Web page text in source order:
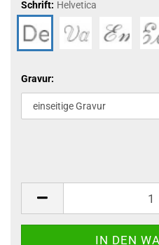
Schrift: Helvetica
Gravur: